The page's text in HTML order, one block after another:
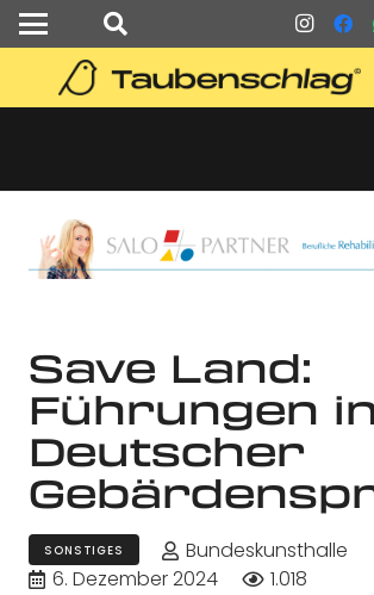
Save Land:
Führungen
Deutscher
SONSTIGES
Bundeskunsthalle
6. Dezember 2024
1.018